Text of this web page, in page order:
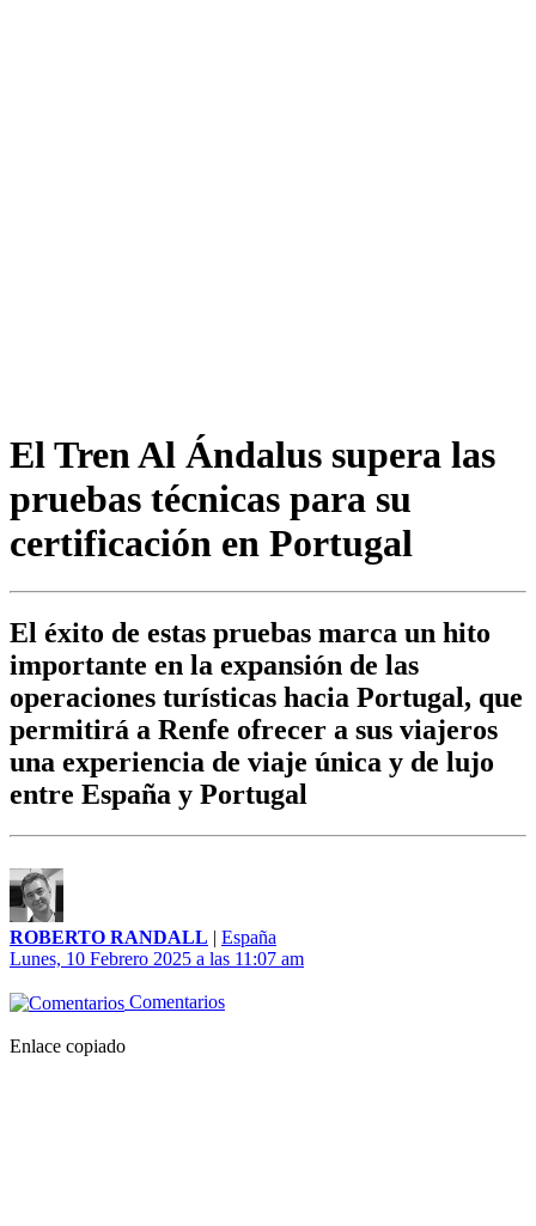
El Tren Al Ándalus supera las
pruebas técnicas para su
certificación en Portugal
El éxito de estas pruebas marca un hito
importante en la expansión de las
operaciones turísticas hacia Portugal, que
permitirá a Renfe ofrecer a sus viajeros
una experiencia de viaje única y de lujo
entre España y Portugal
ROBERTO RANDALL | España
Lunes, 10 Febrero 2025 a las 11:07 am
Comentarios
Enlace copiado